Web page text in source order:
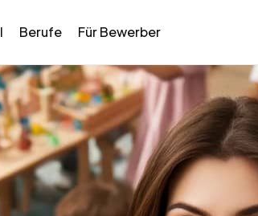
Berufe Für Bewerber